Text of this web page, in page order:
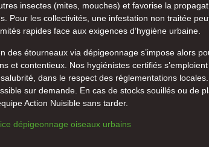
insectes (mites, mouches) et favorise la
Pour les collectivités, une infestation non traitée
rapides face aux exigences d’hygiène urbaine.
des étourneaux via dépigeonnage s’impose alors
et contentieux. Nos hygiénistes certifiés
dans le respect des réglementations
sur demande. En cas de stocks souillés ou de
Action Nuisible sans tarder.
dépigeonnage oiseaux urbains